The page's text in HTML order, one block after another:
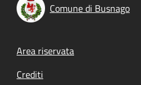
Comune di Busnago
Footer menu
Area riservata
Crediti